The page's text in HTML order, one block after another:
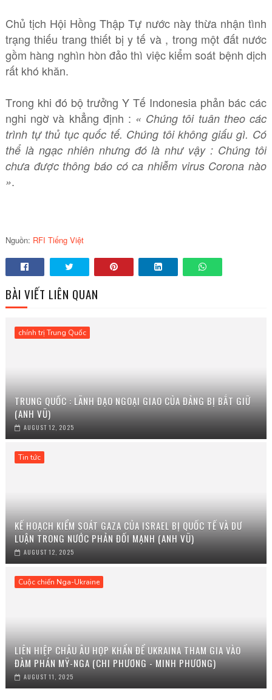
Chủ tịch Hội Hồng Thập Tự nước này thừa nhận tình
trạng thiếu trang thiết bị y tế và , trong một đất nước
gồm hàng nghìn hòn đảo thì việc kiểm soát bệnh dịch
rất khó khăn.
Trong khi đó bộ trưởng Y Tế Indonesia phản bác các
nghi ngờ và khẳng định : « Chúng tôi tuân theo các
trình tự thủ tục quốc tế. Chúng tôi không giấu gì. Có
thể là ngạc nhiên nhưng đó là như vậy : Chúng tôi
chưa được thông báo có ca nhiễm virus Corona nào
».
Nguồn: RFI Tiếng Việt
BÀI VIẾT LIÊN QUAN
chính trị Trung Quốc
TRUNG QUỐC : LÃNH ĐẠO NGOẠI GIAO CỦA ĐẢNG BỊ BẮT GIỮ
(ANH VŨ)
AUGUST 12, 2025
Tin tức
KẾ HOẠCH KIỂM SOÁT GAZA CỦA ISRAEL BỊ QUỐC TẾ VÀ DƯ
LUẬN TRONG NƯỚC PHẢN ĐỐI MẠNH (ANH VŨ)
AUGUST 12, 2025
Cuộc chiến Nga-Ukraine
LIÊN HIỆP CHÂU ÂU HỌP KHẨN ĐỂ UKRAINA THAM GIA VÀO
ĐÀM PHÁN MỸ-NGA (CHI PHƯƠNG - MINH PHƯƠNG)
AUGUST 11, 2025